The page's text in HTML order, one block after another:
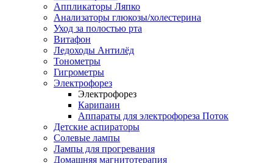
Аппликаторы Ляпко
Анализаторы глюкозы/холестерина
Уход за полостью рта
Витафон
Ледоходы Антилёд
Тонометры
Гигрометры
Электрофорез
Электрофорез
Карипаин
Аппараты для электрофореза Поток
Детские аспираторы
Солевые лампы
Лампы для прогревания
Домашняя магнитотерапия